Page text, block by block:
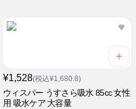
¥1,528(税込¥1,680.8)
ウィスパー うすさら吸水 85cc 女性
用 吸水ケア 大容量